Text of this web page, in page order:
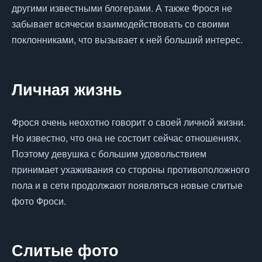
другими известными блогерами. А также Фрося не
забывает всячески взаимодействовать со своими
поклонниками, что вызывает к ней больший интерес.
Личная жизнь
Фрося очень неохотно говорит о своей личной жизни.
Но известно, что она не состоит сейчас отношениях.
Поэтому девушка с большим удовольствием
принимает ухаживания со стороны противоположного
пола и в сети продолжают появляться новые слитые
фото Фроси.
Слитые фото